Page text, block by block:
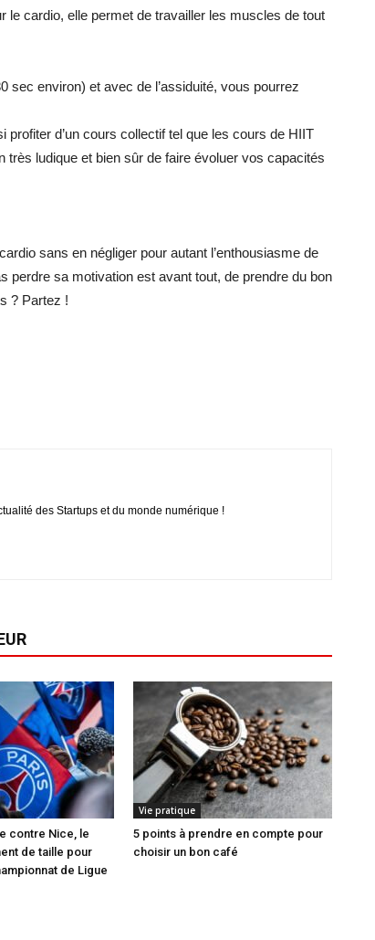
le cardio, elle permet de travailler les muscles de tout
environ) et avec de l’assiduité, vous pourrez
d’un cours collectif tel que les cours de HIIT
ludique et bien sûr de faire évoluer vos capacités
sans en négliger pour autant l’enthousiasme de
perdre sa motivation est avant tout, de prendre du bon
? Partez !
des Startups et du monde numérique !
contre Nice, le
de taille pour
de Ligue
Vie pratique
5 points à prendre en compte pour
choisir un bon café